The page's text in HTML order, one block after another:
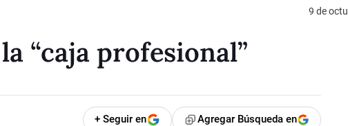
9 de
“caja profesional”
+ Seguir en Agregar Búsqueda en